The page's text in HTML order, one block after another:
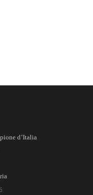
d’Italia